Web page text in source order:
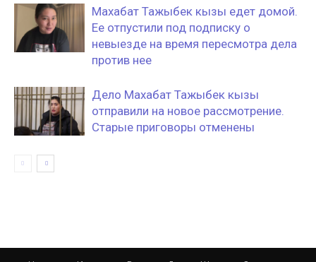
Махабат Тажыбек кызы едет домой.
Ее отпустили под подписку о
невыезде на время пересмотра дела
против нее
Дело Махабат Тажыбек кызы
отправили на новое рассмотрение.
Старые приговоры отменены